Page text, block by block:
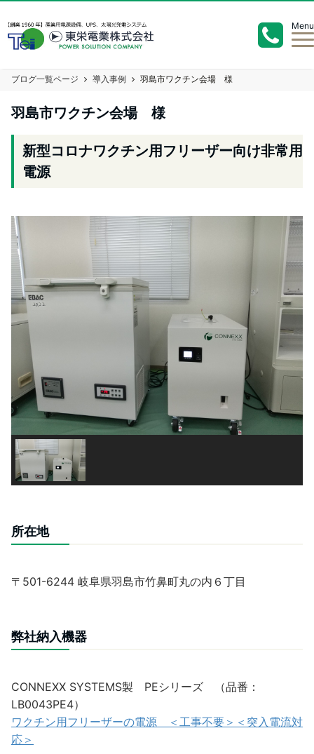
Menu
ブログ一覧ページ 導入事例 羽島市ワクチン会場 様
羽島市ワクチン会場 様
新型コロナワクチン用フリーザー向け非常用
電源
所在地
〒501-6244 岐阜県羽島市竹鼻町丸の内６丁目
弊社納入機器
CONNEXX SYSTEMS製 PEシリーズ （品番：
LB0043PE4）
ワクチン用フリーザーの電源 ＜工事不要＞＜突入電流対
応＞